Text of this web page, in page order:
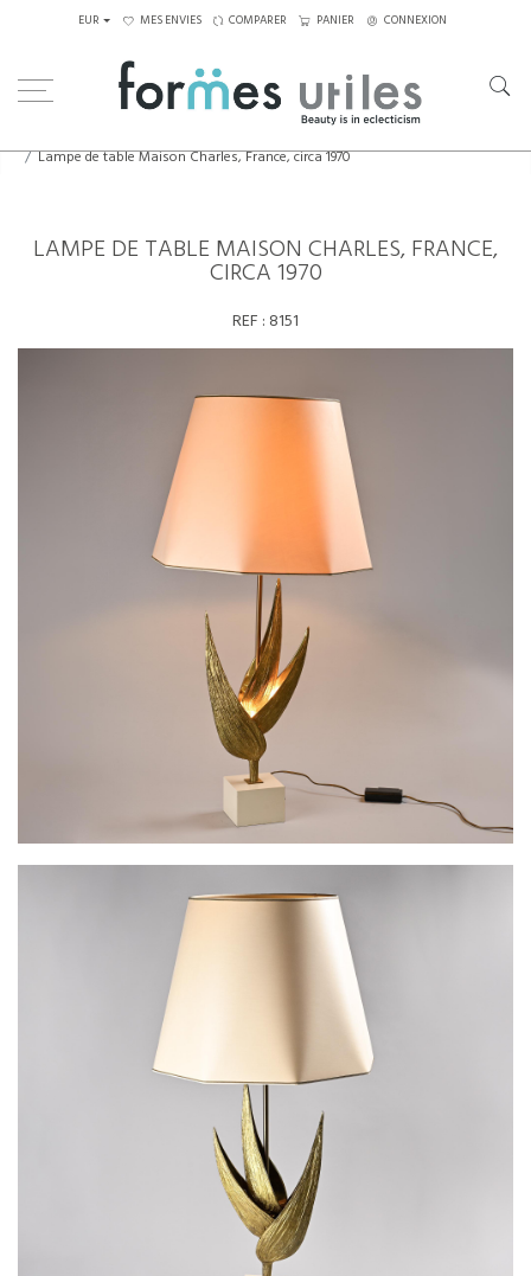
EUR MES ENVIES COMPARER PANIER CONNEXION
Lampe de table Maison Charles, France, circa 1970
LAMPE DE TABLE MAISON CHARLES, FRANCE,
CIRCA 1970
REF : 8151